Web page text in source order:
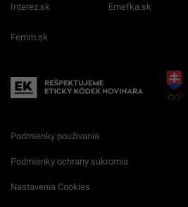
Interez.sk Emefka.sk
Femm.sk
Podmienky používania
Podmienky ochrany súkromia
Nastavenia Cookies